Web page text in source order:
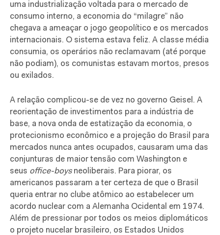
uma industrialização voltada para o mercado de
consumo interno, a economia do “milagre” não
chegava a ameaçar o jogo geopolítico e os mercados
internacionais. O sistema estava feliz. A classe média
consumia, os operários não reclamavam (até porque
não podiam), os comunistas estavam mortos, presos
ou exilados.
A relação complicou-se de vez no governo Geisel. A
reorientação de investimentos para a indústria de
base, a nova onda de estatização da economia, o
protecionismo econômico e a projeção do Brasil para
mercados nunca antes ocupados, causaram uma das
conjunturas de maior tensão com Washington e
seus office-boysneoliberais. Para piorar, os
americanos passaram a ter certeza de que o Brasil
queria entrar no clube atômico ao estabelecer um
acordo nuclear com a Alemanha Ocidental em 1974.
Além de pressionar por todos os meios diplomáticos
o projeto nucelar brasileiro, os Estados Unidos